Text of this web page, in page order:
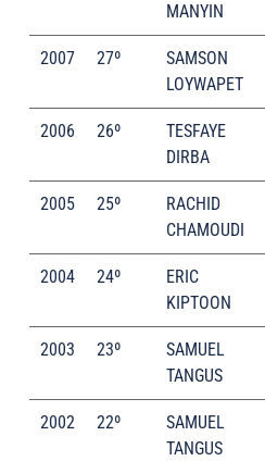
MANYIN
2007 27º
SAMSON
LOYWAPET
2006 26º
TESFAYE
DIRBA
2005 25º
RACHID
CHAMOUDI
2004 24º
ERIC
KIPTOON
2003 23º
SAMUEL
TANGUS
2002 22º
SAMUEL
TANGUS